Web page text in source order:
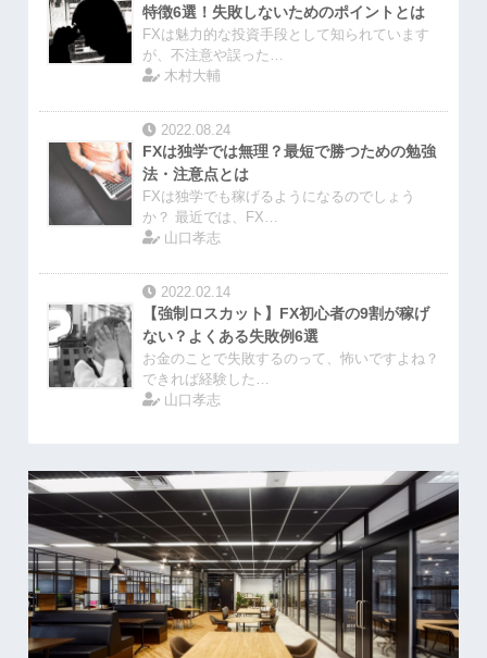
特徴6選！失敗しないためのポイントとは
FXは魅力的な投資手段として知られています
が、不注意や誤った…
木村大輔
2022.08.24
FXは独学では無理？最短で勝つための勉強
法・注意点とは
FXは独学でも稼げるようになるのでしょう
か？ 最近では、FX…
山口孝志
2022.02.14
【強制ロスカット】FX初心者の9割が稼げ
ない？よくある失敗例6選
お金のことで失敗するのって、怖いですよね？
できれば経験した…
山口孝志